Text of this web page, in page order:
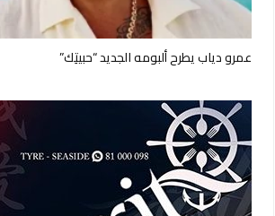
عمرو دياب يطرح ألبومه الجديد “حبيتِك”